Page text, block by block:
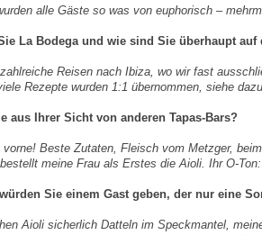
alle Gäste so was von euphorisch –
La Bodega und wie sind Sie überhaupt
Reisen nach Ibiza, wo wir fast
Rezepte wurden 1:1 übernommen, siehe
aus Ihrer Sicht von anderen Tapas-Bars?
Beste Zutaten, Fleisch vom Metzger,
meine Frau als Erstes die Aioli. Ihr O-
Sie einem Gast geben, der nur eine
Aioli sicherlich Datteln im Speckmantel,